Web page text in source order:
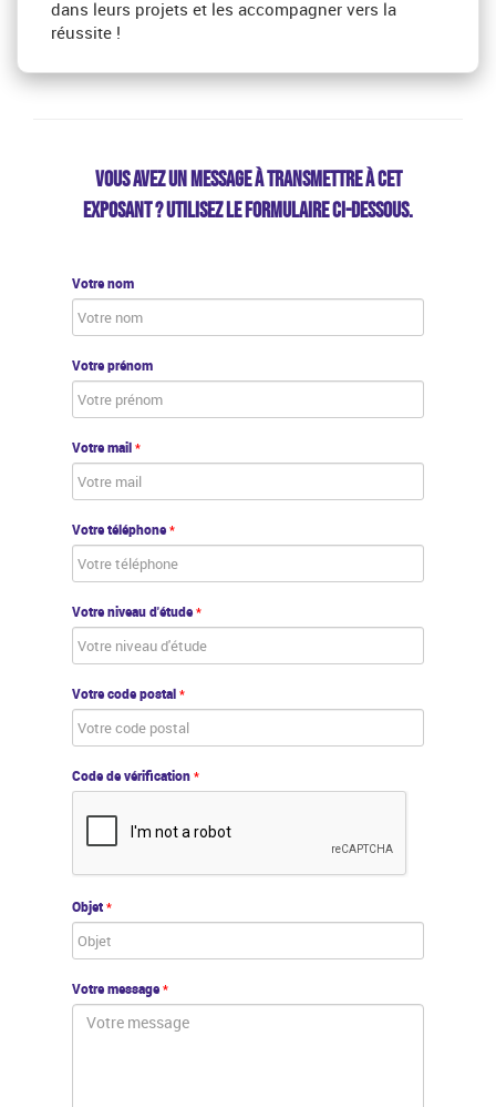
dans leurs projets et les accompagner vers la
réussite !
VOUS AVEZ UN MESSAGE À TRANSMETTRE À CET
EXPOSANT ? UTILISEZ LE FORMULAIRE CI-DESSOUS.
Votre nom
Votre prénom
Votre mail *
Votre téléphone *
Votre niveau d'étude *
Votre code postal *
Code de vérification *
Objet *
Votre message *